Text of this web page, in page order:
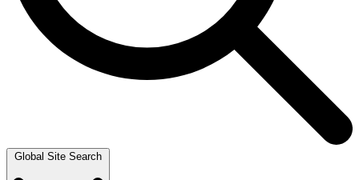
Global Site Search